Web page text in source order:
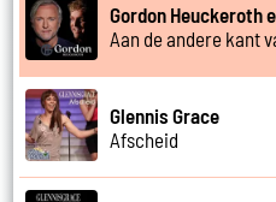
Gordon Heuckeroth
Aan de andere kant
Glennis Grace
Afscheid